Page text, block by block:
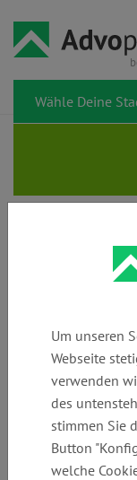
ZUHAL
für
Telefon:
+49 (0)
61519926870
Um unseren
Webseite
verwenden
des
stimmen Sie
Button
welche